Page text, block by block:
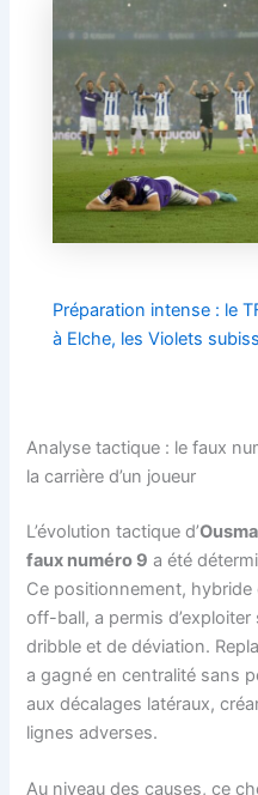
Préparation intense : le
à Elche, les Violets
Analyse tactique : le faux
la carrière d’un joueur
L’évolution tactique d’
faux numéro 9 a été
Ce positionnement,
off-ball, a permis
dribble et de déviation.
a gagné en centralité sans
aux décalages latéraux,
lignes adverses.
Au niveau des causes, ce